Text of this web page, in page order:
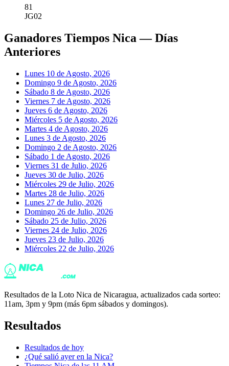
81
JG02
Ganadores Tiempos Nica — Días
Anteriores
Lunes 10 de Agosto, 2026
Domingo 9 de Agosto, 2026
Sábado 8 de Agosto, 2026
Viernes 7 de Agosto, 2026
Jueves 6 de Agosto, 2026
Miércoles 5 de Agosto, 2026
Martes 4 de Agosto, 2026
Lunes 3 de Agosto, 2026
Domingo 2 de Agosto, 2026
Sábado 1 de Agosto, 2026
Viernes 31 de Julio, 2026
Jueves 30 de Julio, 2026
Miércoles 29 de Julio, 2026
Martes 28 de Julio, 2026
Lunes 27 de Julio, 2026
Domingo 26 de Julio, 2026
Sábado 25 de Julio, 2026
Viernes 24 de Julio, 2026
Jueves 23 de Julio, 2026
Miércoles 22 de Julio, 2026
Resultados de la Loto Nica de Nicaragua, actualizados cada sorteo:
11am, 3pm y 9pm (más 6pm sábados y domingos).
Resultados
Resultados de hoy
¿Qué salió ayer en la Nica?